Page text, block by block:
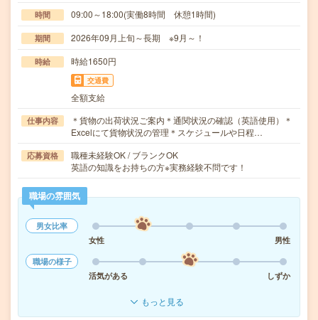
時間 09:00～18:00(実働8時間 休憩1時間)
期間 2026年09月上旬～長期 ※9月～！
時給 時給1650円
交通費
全額支給
仕事内容
＊貨物の出荷状況ご案内＊通関状況の確認（英語使用）＊
Excelにて貨物状況の管理＊スケジュールや日程…
応募資格
職種未経験OK / ブランクOK
英語の知識をお持ちの方※実務経験不問です！
職場の雰囲気
男女比率
女性
男性
職場の様子
活気がある
しずか
もっと見る